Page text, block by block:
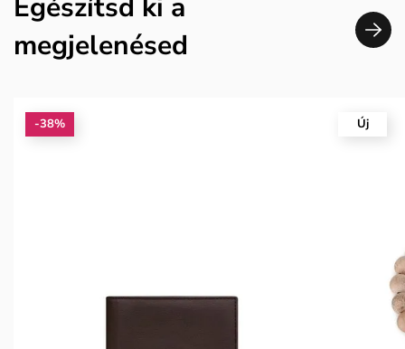
Egészítsd ki a
megjelenésed
-38% Új